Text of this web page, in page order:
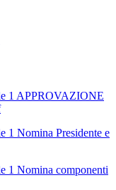
1 APPROVAZIONE
1 Nomina Presidente e
1 Nomina componenti